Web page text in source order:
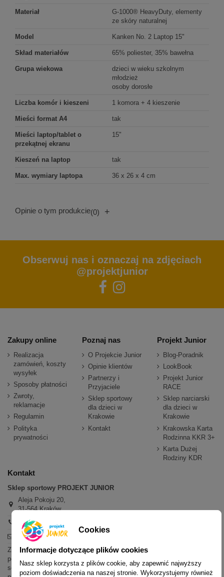
Materiał
G-1000® HeavyDuty, elementy
ze skóry naturalnej
Model Kanken No. 2 Laptop 15"
Skład materiałów 65% poliester, 35% bawełna
Grupa wiekowa
dzieci w wieku szkolnym
młodzież
osoby dorosłe
Liczba komór i kieszeni 1 komora + 4 kieszenie
Mieści format A4 tak
Mieści laptop/tablet o
przekątnej ekranu
15"
Kieszeń na laptop tak
Max. wymiary laptopa 36 x 26 x 4 cm
Opinie o tym produkcie(0) +
Obserwuj nas i oznaczaj na zdjęciach
@projektjunior
Zakupy online
Realizacja
zamówień, koszty
wysyłek
Sposoby płatności
Zwroty,
reklamacje
Regulamin
Polityka
prywatności
Poznaj nas
O Projekcie Junior
Opinie klientów
Partnerzy i
Przyjaciele
Sklep sportowy
dla dzieci w
Krakowie
Kontakt
Projekt Junior
Blog-Poradnik
LookBook
Projekt Junior
RACE
Sklep narciarski
dla dzieci w
Krakowie
Krakowska Karta
Rodzinna KKR 3+
Karta Dużej
Rodziny KDR
Kontakt
Sklep sportowy PROJEKT JUNIOR
Aleja Pokoju 20,
31-564 Kraków
+48 600 779 897
sklep@projektjunior.pl
Zapraszamy do sklepu stacjonarnego:
poniedziałek - piątek: 11.00-19.00
sobota: 10.00-14.00
Cookies
Informacje dotyczące plików cookies
Nasz sklep korzysta z plików cookie, aby zapewnić najwyższy
poziom doświadczenia na naszej stronie. Wykorzystujemy również